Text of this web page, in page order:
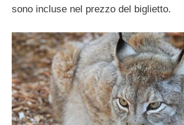
sono incluse nel prezzo del biglietto.